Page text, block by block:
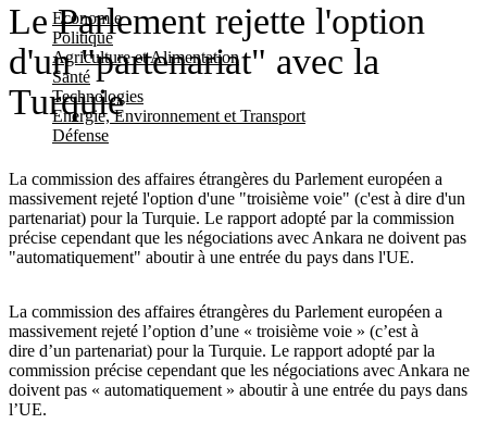
Economie
Politique
Agriculture et Alimentation
Santé
Technologies
Energie, Environnement et Transport
Défense
Le Parlement rejette l'option
d'un "partenariat" avec la
Turquie
La commission des affaires étrangères du Parlement européen a
massivement rejeté l'option d'une "troisième voie" (c'est à dire d'un
partenariat) pour la Turquie. Le rapport adopté par la commission
précise cependant que les négociations avec Ankara ne doivent pas
"automatiquement" aboutir à une entrée du pays dans l'UE.
La commission des affaires étrangères du Parlement européen a
massivement rejeté l’option d’une « troisième voie » (c’est à
dire d’un partenariat) pour la Turquie. Le rapport adopté par la
commission précise cependant que les négociations avec Ankara ne
doivent pas « automatiquement » aboutir à une entrée du pays dans
l’UE.